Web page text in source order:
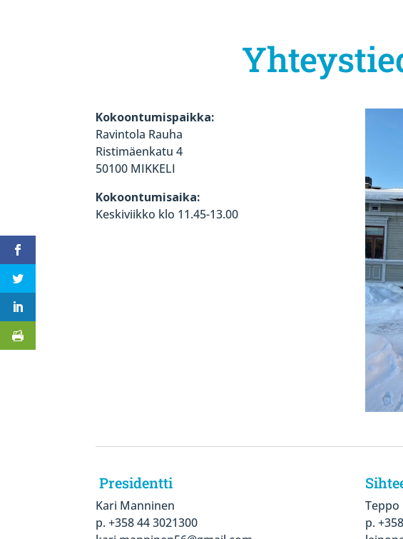
Kokoontumispaikka:
Ravintola Rauha
Ristimäenkatu 4
50100 MIKKELI
Kokoontumisaika:
Keskiviikko klo 11.45-13.00
Presidentti
Kari Manninen
p. +358 44 3021300‬
Teppo
p.